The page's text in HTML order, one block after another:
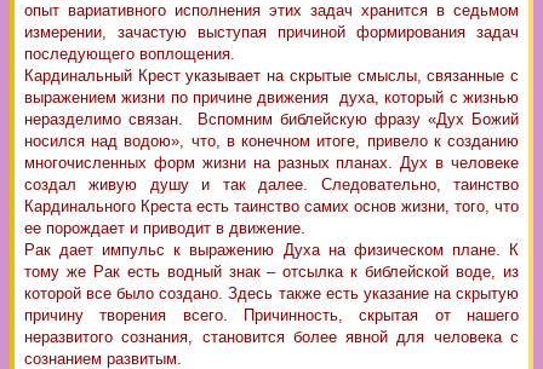
опыт вариативного исполнения этих задач хранится в седьмом
измерении, зачастую выступая причиной формирования задач
последующего воплощения.
Кардинальный Крест указывает на скрытые смыслы, связанные с
выражением жизни по причине движения духа, который с жизнью
неразделимо связан. Вспомним библейскую фразу «Дух Божий
носился над водою», что, в конечном итоге, привело к созданию
многочисленных форм жизни на разных планах. Дух в человеке
создал живую душу и так далее. Следовательно, таинство
Кардинального Креста есть таинство самих основ жизни, того, что
ее порождает и приводит в движение.
Рак дает импульс к выражению Духа на физическом плане. К
тому же Рак есть водный знак – отсылка к библейской воде, из
которой все было создано. Здесь также есть указание на скрытую
причину творения всего. Причинность, скрытая от нашего
неразвитого сознания, становится более явной для человека с
сознанием развитым.